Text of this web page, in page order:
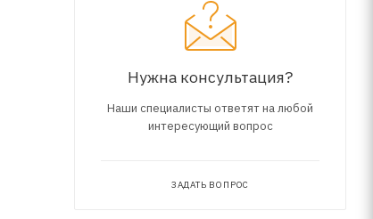
Нужна консультация?
Наши специалисты ответят на любой
интересующий вопрос
ЗАДАТЬ ВОПРОС